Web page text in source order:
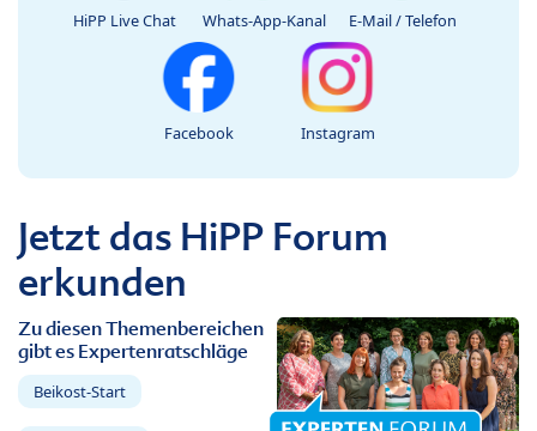
HiPP Live Chat Whats-App-Kanal E-Mail / Telefon
Facebook Instagram
Jetzt das HiPP Forum
erkunden
Zu diesen Themenbereichen
gibt es Expertenratschläge
Beikost-Start